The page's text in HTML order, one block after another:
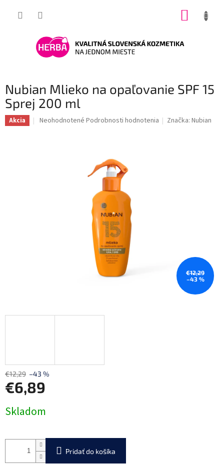
Nubian Mlieko na opaľovanie SPF 15
Sprej 200 ml
Akcia
Priemerné
Neohodnotené Podrobnosti hodnotenia Značka:Nubian
€12,29
–43 %
€12,29 –43 %
€6,89
cena:
Skladom
Pridať do košíka